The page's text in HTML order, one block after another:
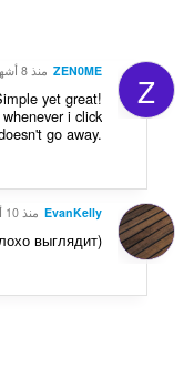
م
ا
ت
:
ل
ق
ي
ا
ت
:
Z
ZEN0ME منذ 8 أشهر
yet great!
i click
go away.
EvanKelly منذ 10 أشهر
выглядит)